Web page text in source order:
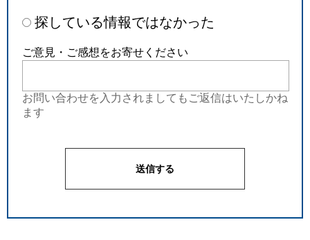
探している情報ではなかった
ご意見・ご感想をお寄せください
お問い合わせを入力されましてもご返信はいたしかね
ます